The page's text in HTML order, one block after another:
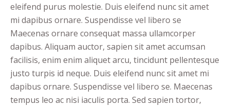
eleifend purus molestie. Duis eleifend nunc sit amet
mi dapibus ornare. Suspendisse vel libero se
Maecenas ornare consequat massa ullamcorper
dapibus. Aliquam auctor, sapien sit amet accumsan
facilisis, enim enim aliquet arcu, tincidunt pellentesque
justo turpis id neque. Duis eleifend nunc sit amet mi
dapibus ornare. Suspendisse vel libero se. Maecenas
tempus leo ac nisi iaculis porta. Sed sapien tortor,